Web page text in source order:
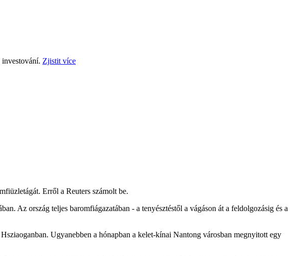
Zjistit více
Erről a Reuters számolt be.
Az ország teljes baromfiágazatában - a tenyésztéstől a vágáson át a feldolgozásig és a
Ugyanebben a hónapban a kelet-kínai Nantong városban megnyitott egy